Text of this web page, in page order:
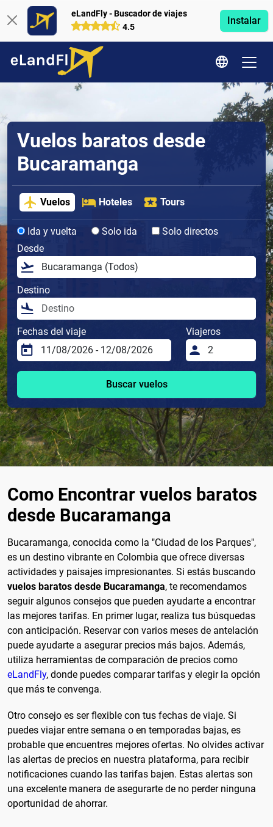
eLandFly - Buscador de viajes
4.5
Instalar
Vuelos baratos desde
Bucaramanga
Vuelos Hoteles Tours
Ida y vuelta Solo ida
Solo directos
Desde
Destino
Fechas del viaje Viajeros
Buscar vuelos
Como Encontrar vuelos baratos
desde Bucaramanga
Bucaramanga, conocida como la "Ciudad de los Parques",
es un destino vibrante en Colombia que ofrece diversas
actividades y paisajes impresionantes. Si estás buscando
vuelos baratos desde Bucaramanga, te recomendamos
seguir algunos consejos que pueden ayudarte a encontrar
las mejores tarifas. En primer lugar, realiza tus búsquedas
con anticipación. Reservar con varios meses de antelación
puede ayudarte a asegurar precios más bajos. Además,
utiliza herramientas de comparación de precios como
eLandFly, donde puedes comparar tarifas y elegir la opción
que más te convenga.
Otro consejo es ser flexible con tus fechas de viaje. Si
puedes viajar entre semana o en temporadas bajas, es
probable que encuentres mejores ofertas. No olvides activar
las alertas de precios en nuestra plataforma, para recibir
notificaciones cuando las tarifas bajen. Estas alertas son
una excelente manera de asegurarte de no perder ninguna
oportunidad de ahorrar.